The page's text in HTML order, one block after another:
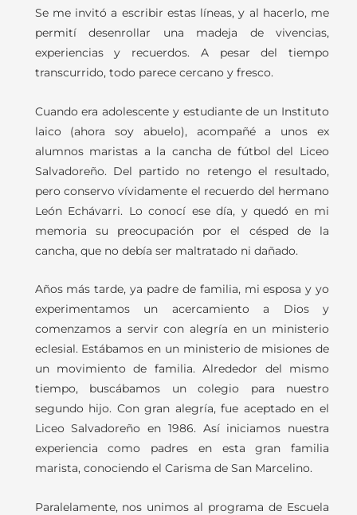
Se me invitó a escribir estas líneas, y al hacerlo, me
permití desenrollar una madeja de vivencias,
experiencias y recuerdos. A pesar del tiempo
transcurrido, todo parece cercano y fresco.
Cuando era adolescente y estudiante de un Instituto
laico (ahora soy abuelo), acompañé a unos ex
alumnos maristas a la cancha de fútbol del Liceo
Salvadoreño. Del partido no retengo el resultado,
pero conservo vívidamente el recuerdo del hermano
León Echávarri. Lo conocí ese día, y quedó en mi
memoria su preocupación por el césped de la
cancha, que no debía ser maltratado ni dañado.
Años más tarde, ya padre de familia, mi esposa y yo
experimentamos un acercamiento a Dios y
comenzamos a servir con alegría en un ministerio
eclesial. Estábamos en un ministerio de misiones de
un movimiento de familia. Alrededor del mismo
tiempo, buscábamos un colegio para nuestro
segundo hijo. Con gran alegría, fue aceptado en el
Liceo Salvadoreño en 1986. Así iniciamos nuestra
experiencia como padres en esta gran familia
marista, conociendo el Carisma de San Marcelino.
Paralelamente, nos unimos al programa de Escuela